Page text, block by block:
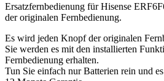
Ersatzfernbedienung fürHisense
der originalen Fernbedienung.
Es wird jeden Knopf der originalen
Sie werden es mit den installierten
Fernbedienung erhalten.
Tun Sie einfach nur Batterien rein und